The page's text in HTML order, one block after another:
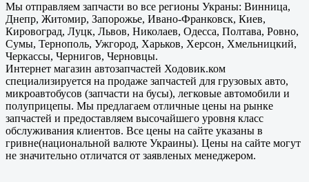
Мы отправляем запчасти во все регионы Украны: Винница,
Днепр, Житомир, Запорожье, Ивано-Франковск, Киев,
Кировоград, Луцк, Львов, Николаев, Одесса, Полтава, Ровно,
Сумы, Тернополь, Ужгород, Харьков, Херсон, Хмельницкий,
Черкассы, Чернигов, Черновцы.
Интернет магазин автозапчастей Ходовик.ком
специализируется на продаже запчастей для грузовых авто,
микроавтобусов (запчасти на бусы), легковые автомобили и
полуприцепы. Мы предлагаем отличные цены на рынке
запчастей и предоставляем высочайшего уровня класс
обслуживания клиентов. Все цены на сайте указаны в
гривне(национальной валюте Украины). Цены на сайте могут
не значительно отличатся от заявленых менеджером.